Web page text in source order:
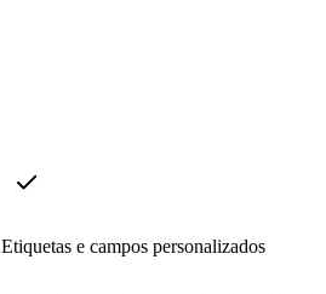
Etiquetas e campos personalizados